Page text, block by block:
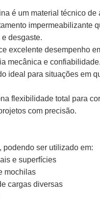
é um material técnico de
impermeabilizante
desgaste.
excelente desempenho
mecânica e
ideal para situações em
flexibilidade total para
com precisão.
podendo ser utilizado em:
e superfícies
mochilas
cargas diversas